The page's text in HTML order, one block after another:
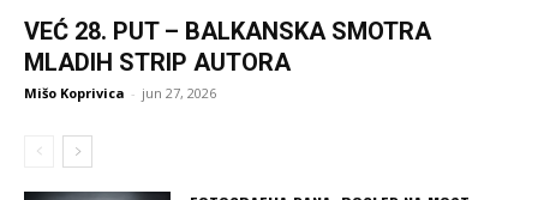
VEĆ 28. PUT – BALKANSKA SMOTRA
MLADIH STRIP AUTORA
Mišo Koprivica - jun 27, 2026